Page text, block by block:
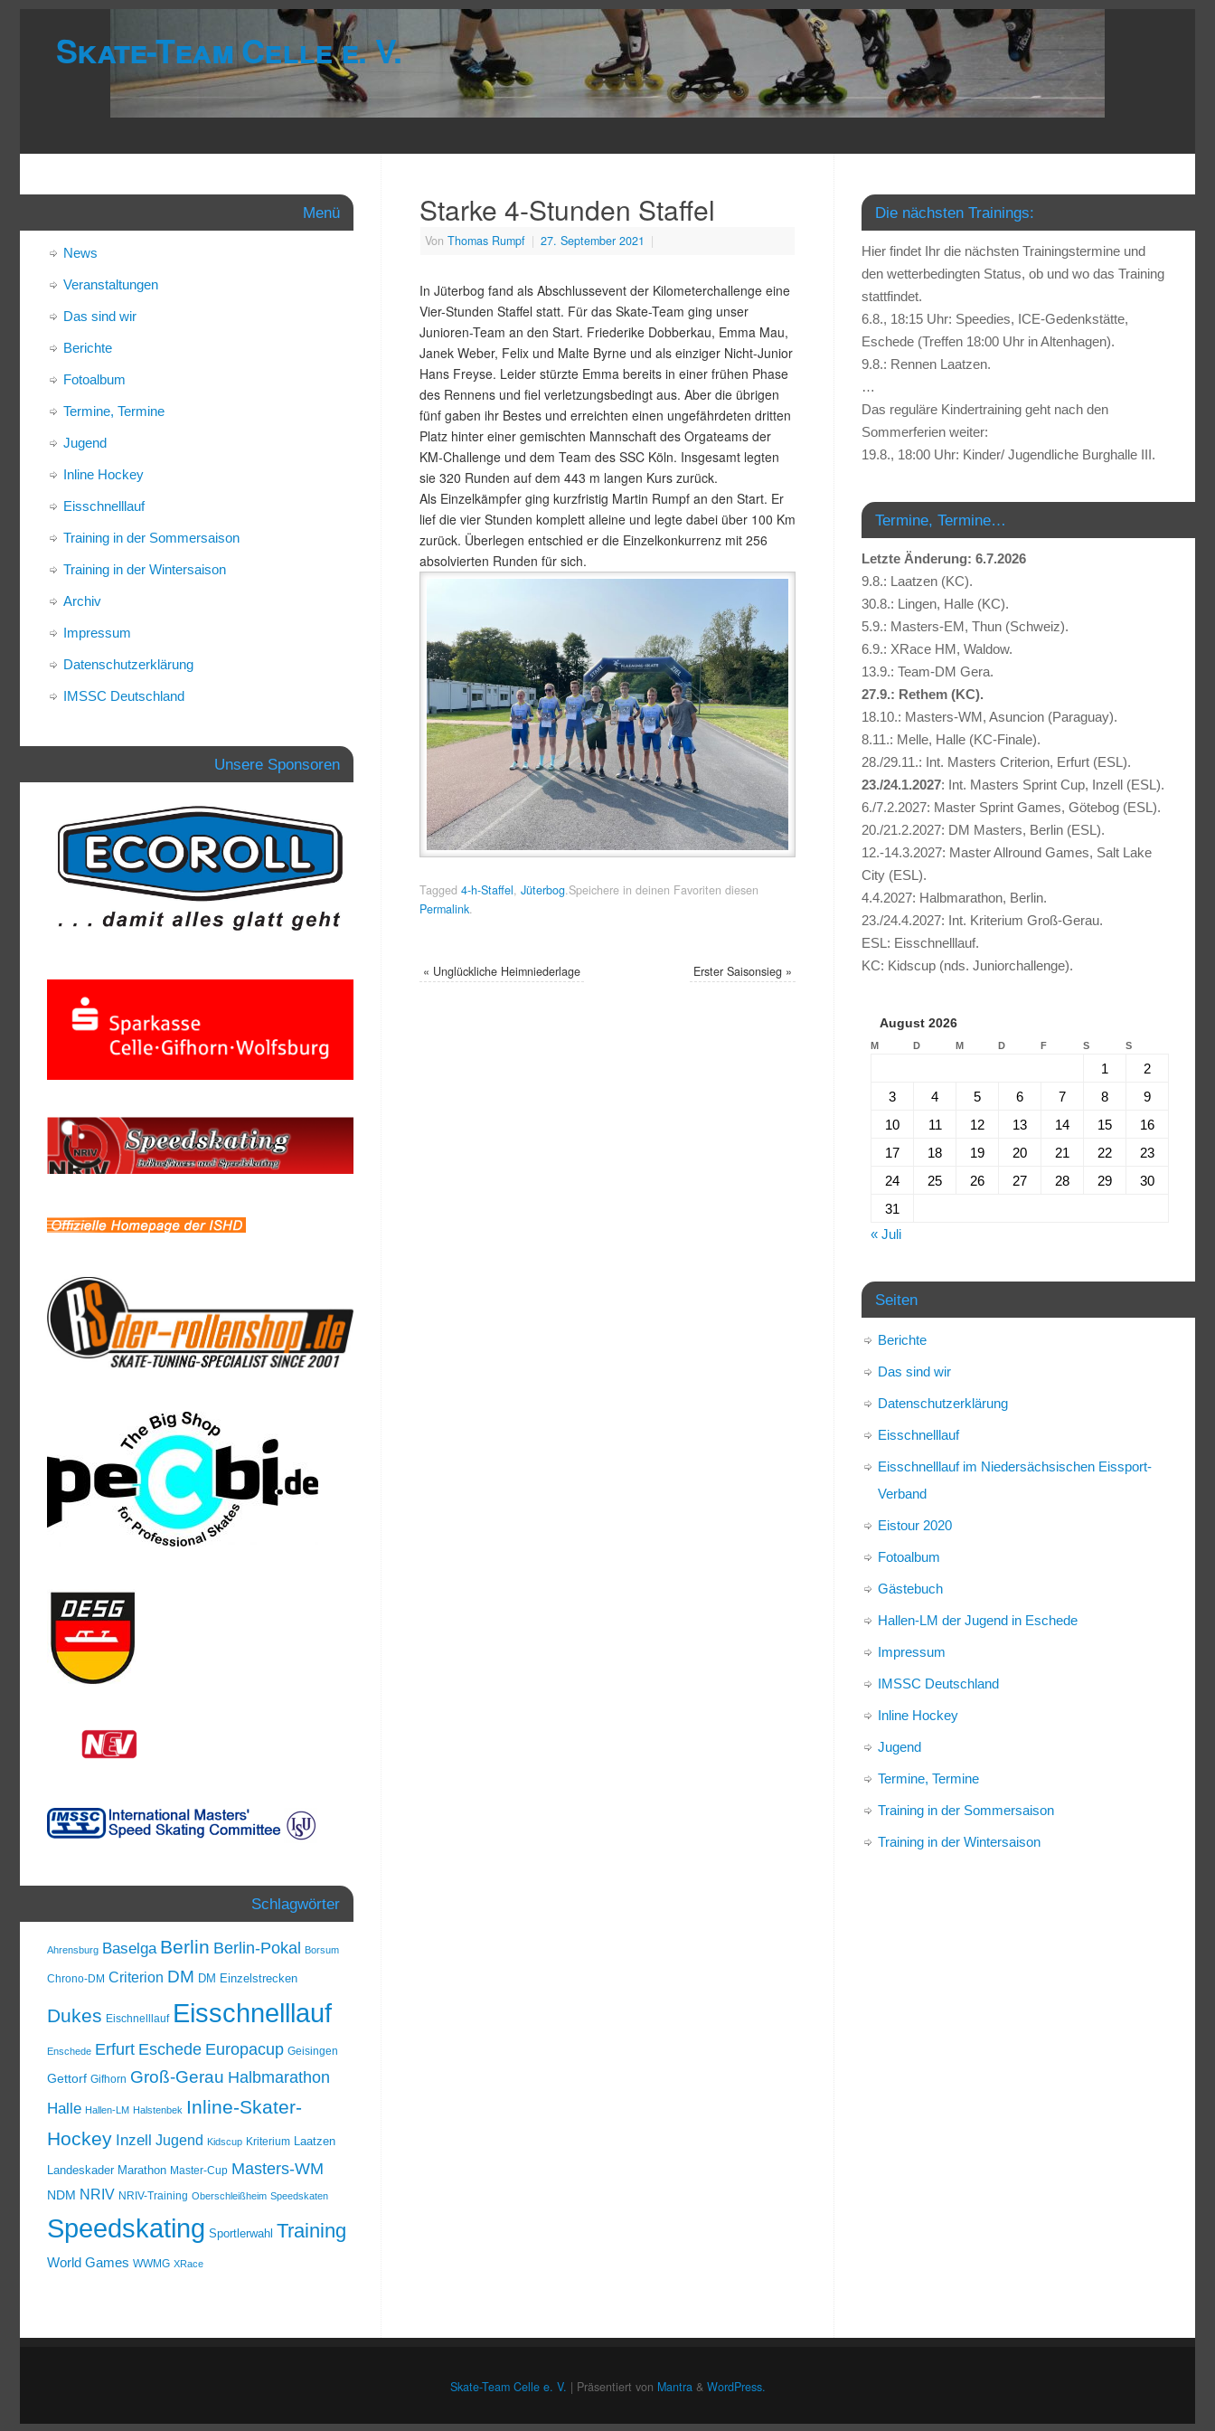
Skate-Team Celle e. V.
Starke 4-Stunden Staffel
Von Thomas Rumpf | 27. September 2021 |
In Jüterbog fand als Abschlussevent der Kilometerchallenge eine
Vier-Stunden Staffel statt. Für das Skate-Team ging unser
Junioren-Team an den Start. Friederike Dobberkau, Emma Mau,
Janek Weber, Felix und Malte Byrne und als einziger Nicht-Junior
Hans Freyse. Leider stürzte Emma bereits in einer frühen Phase
des Rennens und fiel verletzungsbedingt aus. Aber die übrigen
fünf gaben ihr Bestes und erreichten einen ungefährdeten dritten
Platz hinter einer gemischten Mannschaft des Orgateams der
KM-Challenge und dem Team des SSC Köln. Insgesamt legten
sie 320 Runden auf dem 443 m langen Kurs zurück.
Als Einzelkämpfer ging kurzfristig Martin Rumpf an den Start. Er
lief die vier Stunden komplett alleine und legte dabei über 100 Km
zurück. Überlegen entschied er die Einzelkonkurrenz mit 256
absolvierten Runden für sich.
Tagged 4-h-Staffel, Jüterbog.Speichere in deinen Favoriten diesen
Permalink.
« Unglückliche Heimniederlage Erster Saisonsieg »
Menü
News
Veranstaltungen
Das sind wir
Berichte
Fotoalbum
Termine, Termine
Jugend
Inline Hockey
Eisschnelllauf
Training in der Sommersaison
Training in der Wintersaison
Archiv
Impressum
Datenschutzerklärung
IMSSC Deutschland
Unsere Sponsoren
Schlagwörter
Ahrensburg Baselga Berlin Berlin-Pokal Borsum
Chrono-DM Criterion DM DM Einzelstrecken
Dukes Eischnelllauf Eisschnelllauf
Enschede Erfurt Eschede Europacup Geisingen
Gettorf Gifhorn Groß-Gerau Halbmarathon
Halle Hallen-LM Halstenbek Inline-Skater-
Hockey Inzell Jugend Kidscup Kriterium Laatzen
Landeskader Marathon Master-Cup Masters-WM
NDM NRIV NRIV-Training Oberschleißheim Speedskaten
Speedskating Sportlerwahl Training
World Games WWMG XRace
Die nächsten Trainings:
Hier findet Ihr die nächsten Trainingstermine und
den wetterbedingten Status, ob und wo das Training
stattfindet.
6.8., 18:15 Uhr: Speedies, ICE-Gedenkstätte,
Eschede (Treffen 18:00 Uhr in Altenhagen).
9.8.: Rennen Laatzen.
…
Das reguläre Kindertraining geht nach den
Sommerferien weiter:
19.8., 18:00 Uhr: Kinder/ Jugendliche Burghalle III.
Termine, Termine…
Letzte Änderung: 6.7.2026
9.8.: Laatzen (KC).
30.8.: Lingen, Halle (KC).
5.9.: Masters-EM, Thun (Schweiz).
6.9.: XRace HM, Waldow.
13.9.: Team-DM Gera.
27.9.: Rethem (KC).
18.10.: Masters-WM, Asuncion (Paraguay).
8.11.: Melle, Halle (KC-Finale).
28./29.11.: Int. Masters Criterion, Erfurt (ESL).
23./24.1.2027: Int. Masters Sprint Cup, Inzell (ESL).
6./7.2.2027: Master Sprint Games, Götebog (ESL).
20./21.2.2027: DM Masters, Berlin (ESL).
12.-14.3.2027: Master Allround Games, Salt Lake
City (ESL).
4.4.2027: Halbmarathon, Berlin.
23./24.4.2027: Int. Kriterium Groß-Gerau.
ESL: Eisschnelllauf.
KC: Kidscup (nds. Juniorchallenge).
August 2026
M D M D F S S
1
2
3
4 5 6 7 8
9
10
11 12 13 14 15
16
17
18 19 20 21 22
23
24
25 26 27 28 29
30
31
« Juli
Seiten
Berichte
Das sind wir
Datenschutzerklärung
Eisschnelllauf
Eisschnelllauf im Niedersächsischen Eissport-
Verband
Eistour 2020
Fotoalbum
Gästebuch
Hallen-LM der Jugend in Eschede
Impressum
IMSSC Deutschland
Inline Hockey
Jugend
Termine, Termine
Training in der Sommersaison
Training in der Wintersaison
Skate-Team Celle e. V. | Präsentiert von Mantra& WordPress.